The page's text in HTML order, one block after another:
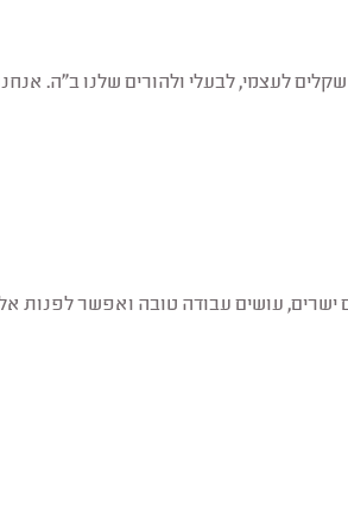
לעצמי, לבעלי ולהורים שלנו ב"ה.
עושים עבודה טובה ואפשר לפנות